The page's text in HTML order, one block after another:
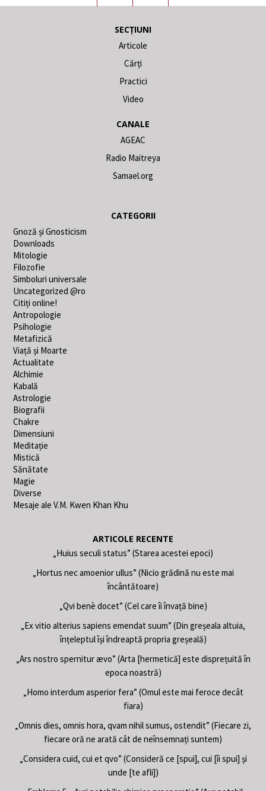
SECȚIUNI
Articole
Cărți
Practici
Video
CANALE
AGEAC
Radio Maitreya
Samael.org
CATEGORII
Gnoză și Gnosticism
Downloads
Mitologie
Filozofie
Simboluri universale
Uncategorized @ro
Citiți online!
Antropologie
Psihologie
Metafizică
Viață și Moarte
Actualitate
Alchimie
Kabală
Astrologie
Biografii
Chakre
Dimensiuni
Meditație
Mistică
Sănătate
Magie
Diverse
Mesaje ale V.M. Kwen Khan Khu
ARTICOLE RECENTE
„Huius seculi status” (Starea acestei epoci)
„Hortus nec amoenior ullus” (Nicio grădină nu este mai
încântătoare)
„Qvi benè docet” (Cel care îi învață bine)
„Ex vitio alterius sapiens emendat suum” (Din greșeala altuia,
înțeleptul își îndreaptă propria greșeală)
„Ars nostro spernitur ævo” (Arta [hermetică] este disprețuită în
epoca noastră)
„Homo interdum asperior fera” (Omul este mai feroce decât
fiara)
„Omnis dies, omnis hora, qvam nihil sumus, ostendit” (Fiecare zi,
fiecare oră ne arată cât de neînsemnați suntem)
„Considera cuid, cui et qvo” (Consideră ce [spui], cui [îi spui] și
unde [te afli])